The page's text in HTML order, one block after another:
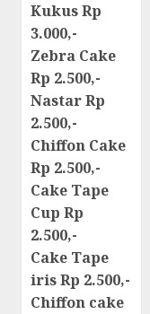
Kukus Rp
3.000,-
Zebra Cake
Rp 2.500,-
Nastar Rp
2.500,-
Chiffon Cake
Rp 2.500,-
Cake Tape
Cup Rp
2.500,-
Cake Tape
iris Rp 2.500,-
Chiffon cake